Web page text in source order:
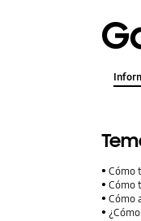
Cómo
Cómo
Cómo